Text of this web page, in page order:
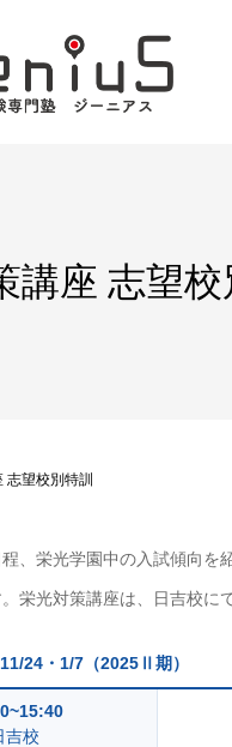
講座 志望校
志望校別特訓
、栄光学園中の入試傾向を
栄光対策講座は、日吉校に
24・1/7（2025Ⅱ期）
吉校